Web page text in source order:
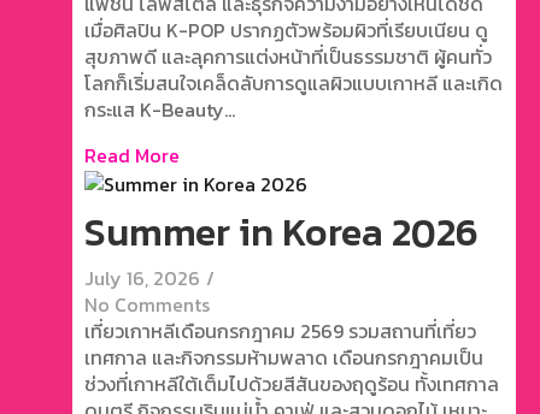
เมื่อศิลปิน K-POP ปรากฏตัวพร้อมผิวที่เรียบเนียน ดู
สุขภาพดี และลุคการแต่งหน้าที่เป็นธรรมชาติ ผู้คนทั่ว
โลกก็เริ่มสนใจเคล็ดลับการดูแลผิวแบบเกาหลี และเกิด
กระแส K-Beauty...
Read More
Summer in Korea 2026
July 16, 2026 /
No Comments
เที่ยวเกาหลีเดือนกรกฎาคม 2569 รวมสถานที่เที่ยว
เทศกาล และกิจกรรมห้ามพลาด เดือนกรกฎาคมเป็น
ช่วงที่เกาหลีใต้เต็มไปด้วยสีสันของฤดูร้อน ทั้งเทศกาล